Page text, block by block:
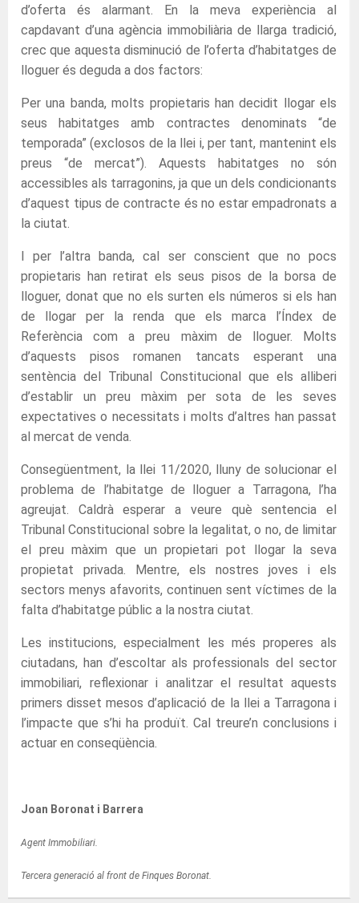
d’oferta és alarmant. En la meva experiència al
capdavant d’una agència immobiliària de llarga tradició,
crec que aquesta disminució de l’oferta d’habitatges de
lloguer és deguda a dos factors:
Per una banda, molts propietaris han decidit llogar els
seus habitatges amb contractes denominats “de
temporada” (exclosos de la llei i, per tant, mantenint els
preus “de mercat”). Aquests habitatges no són
accessibles als tarragonins, ja que un dels condicionants
d’aquest tipus de contracte és no estar empadronats a
la ciutat.
I per l’altra banda, cal ser conscient que no pocs
propietaris han retirat els seus pisos de la borsa de
lloguer, donat que no els surten els números si els han
de llogar per la renda que els marca l’Índex de
Referència com a preu màxim de lloguer. Molts
d’aquests pisos romanen tancats esperant una
sentència del Tribunal Constitucional que els alliberi
d’establir un preu màxim per sota de les seves
expectatives o necessitats i molts d’altres han passat
al mercat de venda.
Consegüentment, la llei 11/2020, lluny de solucionar el
problema de l’habitatge de lloguer a Tarragona, l’ha
agreujat. Caldrà esperar a veure què sentencia el
Tribunal Constitucional sobre la legalitat, o no, de limitar
el preu màxim que un propietari pot llogar la seva
propietat privada. Mentre, els nostres joves i els
sectors menys afavorits, continuen sent víctimes de la
falta d’habitatge públic a la nostra ciutat.
Les institucions, especialment les més properes als
ciutadans, han d’escoltar als professionals del sector
immobiliari, reflexionar i analitzar el resultat aquests
primers disset mesos d’aplicació de la llei a Tarragona i
l’impacte que s’hi ha produït. Cal treure’n conclusions i
actuar en conseqüència.
Joan Boronat i Barrera
Agent Immobiliari.
Tercera generació al front de Finques Boronat.